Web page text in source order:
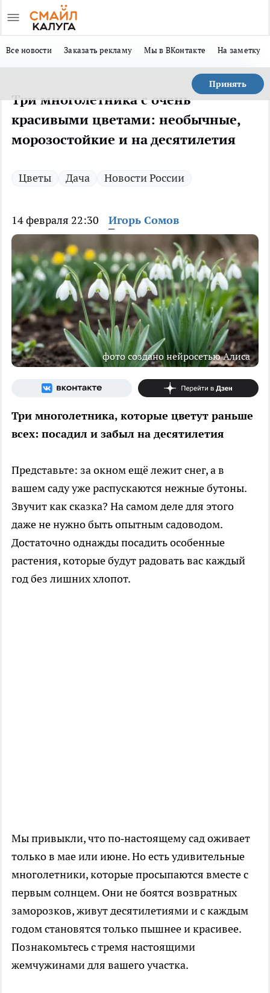
Все новости Заказать рекламу Мы в ВКонтакте На заметку
Принять
Три многолетника с очень
красивыми цветами: необычные,
морозостойкие и на десятилетия
Цветы Дача Новости России
14 февраля 22:30 Игорь Сомов
фото создано нейросетью Алиса
Три многолетника, которые цветут раньше
всех: посадил и забыл на десятилетия
Представьте: за окном ещё лежит снег, а в
вашем саду уже распускаются нежные бутоны.
Звучит как сказка? На самом деле для этого
даже не нужно быть опытным садоводом.
Достаточно однажды посадить особенные
растения, которые будут радовать вас каждый
год без лишних хлопот.
Мы привыкли, что по‑настоящему сад оживает
только в мае или июне. Но есть удивительные
многолетники, которые просыпаются вместе с
первым солнцем. Они не боятся возвратных
заморозков, живут десятилетиями и с каждым
годом становятся только пышнее и красивее.
Познакомьтесь с тремя настоящими
жемчужинами для вашего участка.